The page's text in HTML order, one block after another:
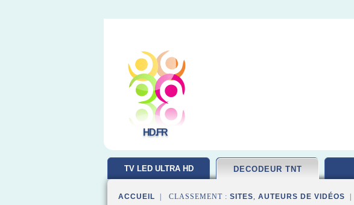
HD.FR
TV LED ULTRA HD DECODEUR TNT
ACCUEIL | CLASSEMENT : SITES, AUTEURS DE VIDÉOS |